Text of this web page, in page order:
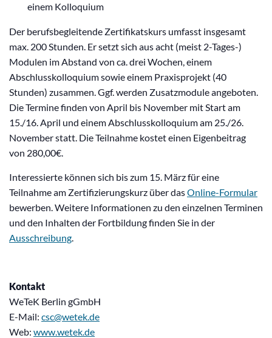
einem Kolloquium
Der berufsbegleitende Zertifikatskurs umfasst insgesamt
max. 200 Stunden. Er setzt sich aus acht (meist 2-Tages-)
Modulen im Abstand von ca. drei Wochen, einem
Abschlusskolloquium sowie einem Praxisprojekt (40
Stunden) zusammen. Ggf. werden Zusatzmodule angeboten.
Die Termine finden von April bis November mit Start am
15./16. April und einem Abschlusskolloquium am 25./26.
November statt. Die Teilnahme kostet einen Eigenbeitrag
von 280,00€.
Interessierte können sich bis zum 15. März für eine
Teilnahme am Zertifizierungskurz über dasOnline-Formular
bewerben. Weitere Informationen zu den einzelnen Terminen
und den Inhalten der Fortbildung finden Sie in der
Ausschreibung.
Kontakt
WeTeK Berlin gGmbH
E-Mail: csc@wetek.de
Web: www.wetek.de